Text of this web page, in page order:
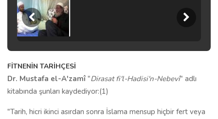
FİTNENİN TARİHÇESİ
Dr. Mustafa el-A'zamî "Dirasat fi'l-Hadisi'n-Nebevî" adlı
kitabında şunları kaydediyor:(1)
"Tarih, hicri ikinci asırdan sonra İslama mensup hiçbir fert veya